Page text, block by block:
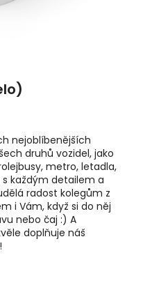
nejoblíbenějších
druhů vozidel, jako
metro, letadla,
každým detailem a
radost kolegům z
i Vám, když si do něj
nebo čaj :) A
doplňuje náš
!